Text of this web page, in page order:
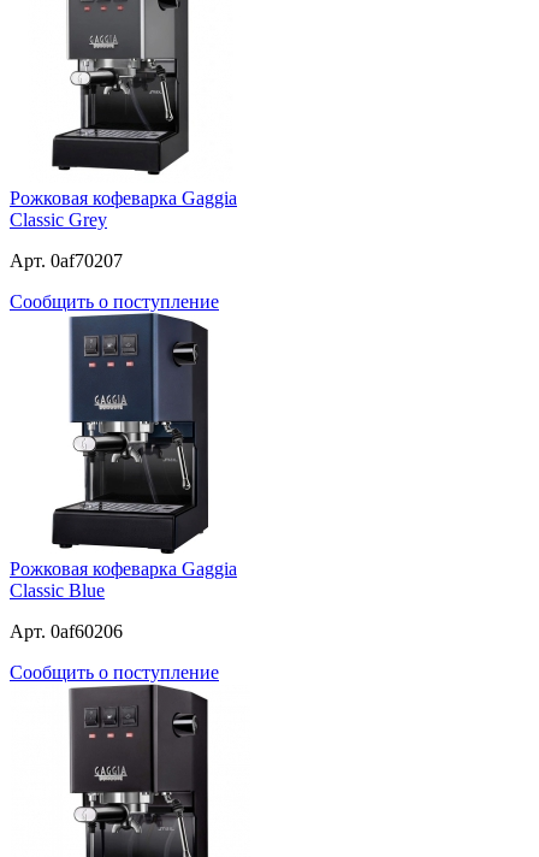
Рожковая кофеварка Gaggia
Classic Grey
Арт. 0af70207
Сообщить о поступление
Рожковая кофеварка Gaggia
Classic Blue
Арт. 0af60206
Сообщить о поступление